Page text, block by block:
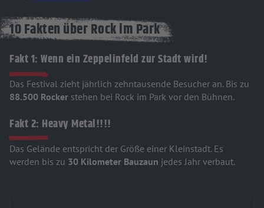
10 Fakten über Rock im Park
Fakt 1: Wenn ein Zeppelinfeld zur Stadt wird!
Das Festival zieht jährlich zehntausende Besucher an. Bis zu
88.500 Rocker stehen bei Rock im Park vor den Bühnen.
Fakt 2: Heavy Metal!!!!
Das Gelände entspricht der Größe einer Kleinstadt. Es
werden bis zu 30 Kilometer Bauzaun jedes Jahr verbaut.